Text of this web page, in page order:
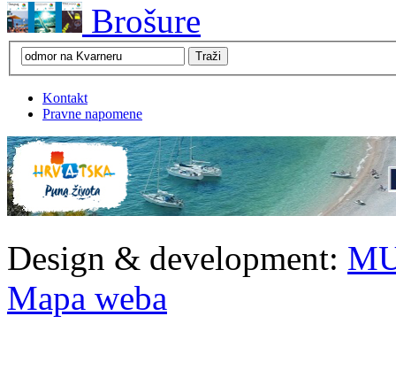
Brošure
Kontakt
Pravne napomene
Design & development:
Mapa weba